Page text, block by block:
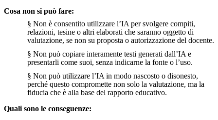
Cosa non si può fare:
§ Non è consentito utilizzare l’IA per svolgere compiti,
relazioni, tesine o altri elaborati che saranno oggetto di
valutazione, se non su proposta o autorizzazione del docente.
§ Non può copiare interamente testi generati dall’IA e
presentarli come suoi, senza indicarne la fonte o l’uso.
§ Non può utilizzare l’IA in modo nascosto o disonesto,
perché questo compromette non solo la valutazione, ma la
fiducia che è alla base del rapporto educativo.
Quali sono le conseguenze: